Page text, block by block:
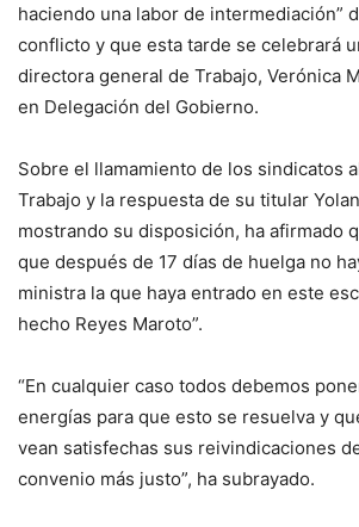
haciendo una labor de intermediación”
conflicto y que esta tarde se celebrará
directora general de Trabajo, Verónica
en Delegación del Gobierno.
Sobre el llamamiento de los sindicatos
Trabajo y la respuesta de su titular
mostrando su disposición, ha afirmado
que después de 17 días de huelga no
ministra la que haya entrado en este
hecho Reyes Maroto”.
“En cualquier caso todos debemos
energías para que esto se resuelva y
vean satisfechas sus reivindicaciones
convenio más justo”, ha subrayado.